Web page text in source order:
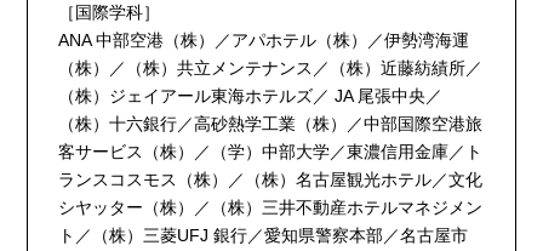
［国際学科］
ANA 中部空港（株）／アパホテル（株）／伊勢湾海運
（株）／（株）共立メンテナンス／（株）近藤紡績所／
（株）ジェイアール東海ホテルズ／ JA 尾張中央／
（株）十六銀行／高砂熱学工業（株）／中部国際空港旅
客サービス（株）／（学）中部大学／東濃信用金庫／ト
ランスコスモス（株）／（株）名古屋観光ホテル／文化
シヤッター（株）／（株）三井不動産ホテルマネジメン
ト／（株）三菱UFJ 銀行／愛知県警察本部／名古屋市